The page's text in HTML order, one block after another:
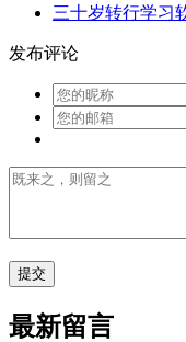
三十岁转行学习
发布评论
最新留言